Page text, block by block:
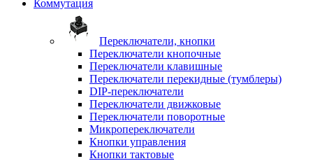
Коммутация
Переключатели, кнопки
Переключатели кнопочные
Переключатели клавишные
Переключатели перекидные (тумблеры)
DIP-переключатели
Переключатели движковые
Переключатели поворотные
Микропереключатели
Кнопки управления
Кнопки тактовые